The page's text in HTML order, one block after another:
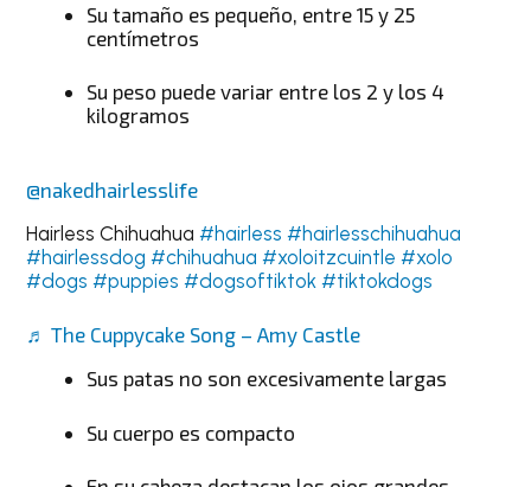
Su tamaño es pequeño, entre 15 y 25
centímetros
Su peso puede variar entre los 2 y los 4
kilogramos
@nakedhairlesslife
Hairless Chihuahua#hairless #hairlesschihuahua
#hairlessdog #chihuahua #xoloitzcuintle #xolo
#dogs #puppies #dogsoftiktok #tiktokdogs
♬ The Cuppycake Song – Amy Castle
Sus patas no son excesivamente largas
Su cuerpo es compacto